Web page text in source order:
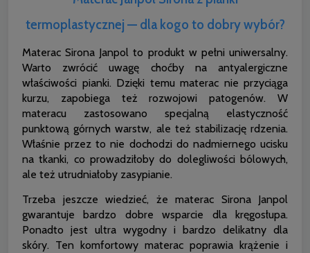
termoplastycznej — dla kogo to dobry wybór?
Materac Sirona Janpol to produkt w pełni uniwersalny.
Warto zwrócić uwagę choćby na antyalergiczne
właściwości pianki. Dzięki temu materac nie przyciąga
kurzu, zapobiega też rozwojowi patogenów. W
materacu zastosowano specjalną elastyczność
punktową górnych warstw, ale też stabilizację rdzenia.
Właśnie przez to nie dochodzi do nadmiernego ucisku
na tkanki, co prowadziłoby do dolegliwości bólowych,
ale też utrudniałoby zasypianie.
Trzeba jeszcze wiedzieć, że materac Sirona Janpol
gwarantuje bardzo dobre wsparcie dla kręgosłupa.
Ponadto jest ultra wygodny i bardzo delikatny dla
skóry. Ten komfortowy materac poprawia krążenie i